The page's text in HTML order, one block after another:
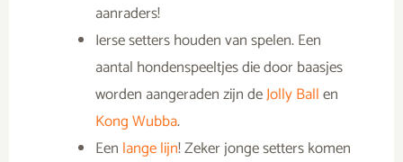
aanraders!
Ierse setters houden van spelen. Een
aantal hondenspeeltjes die door baasjes
worden aangeraden zijn deJolly Ballen
Kong Wubba.
Een lange lijn! Zeker jonge setters komen